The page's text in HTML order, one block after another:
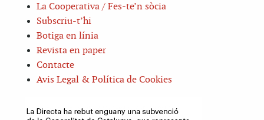
La Cooperativa / Fes-te’n sòcia
Subscriu-t’hi
Botiga en línia
Revista en paper
Contacte
Avis Legal & Política de Cookies